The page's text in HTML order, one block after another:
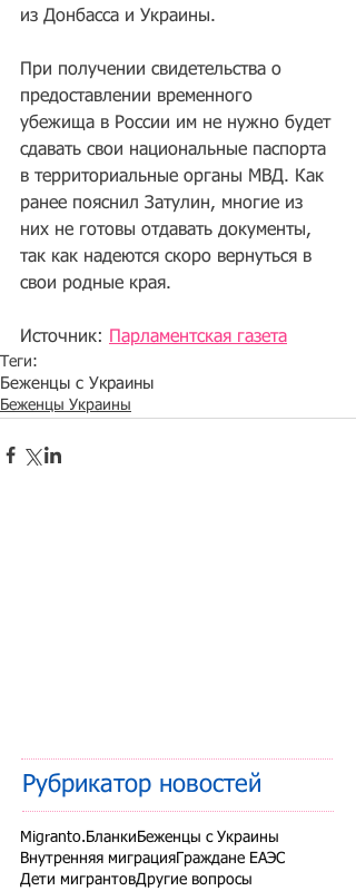
из Донбасса и Украины.
При получении свидетельства о
предоставлении временного
убежища в России им не нужно будет
сдавать свои национальные паспорта
в территориальные органы МВД. Как
ранее пояснил Затулин, многие из
них не готовы отдавать документы,
так как надеются скоро вернуться в
свои родные края.
Источник: Парламентская газета
Теги:
Беженцы с Украины
Беженцы Украины
Рубрикатор новостей
Migranto.Бланки Беженцы с Украины
Внутренняя миграцияГраждане ЕАЭС
Дети мигрантовДругие вопросы